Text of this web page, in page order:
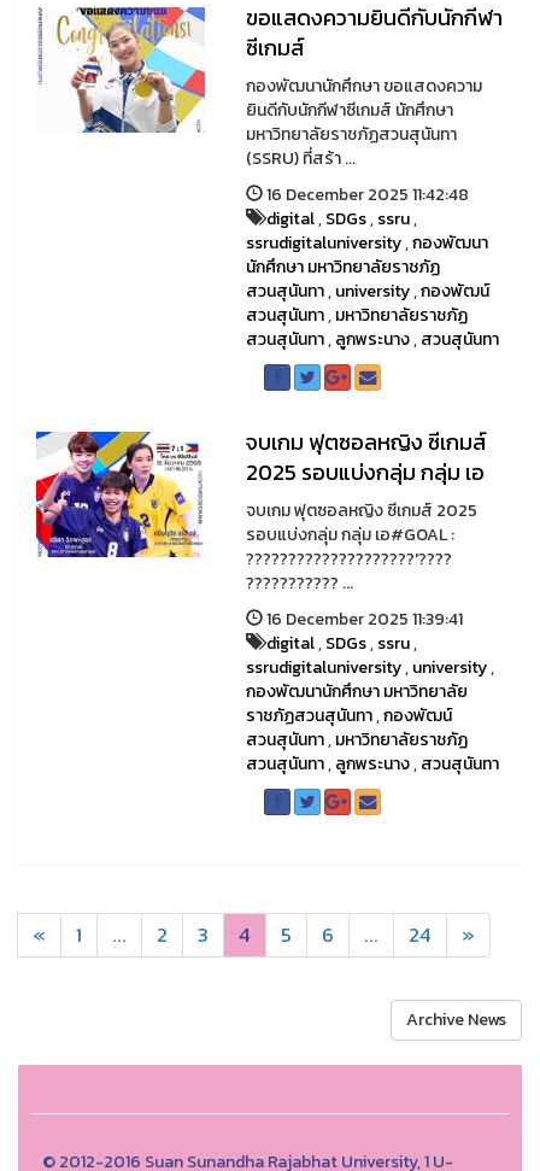
ขอแสดงความยินดีกับนักกีฬา
ซีเกมส์
กองพัฒนานักศึกษา ขอแสดงความ
ยินดีกับนักกีฬาซีเกมส์ นักศึกษา
มหาวิทยาลัยราชภัฏสวนสุนันทา
(SSRU) ที่สร้า ...
16 December 2025 11:42:48
digital,SDGs,ssru,
ssrudigitaluniversity,กองพัฒนา
นักศึกษา มหาวิทยาลัยราชภัฏ
สวนสุนันทา,university,กองพัฒน์
สวนสุนันทา,มหาวิทยาลัยราชภัฏ
สวนสุนันทา,ลูกพระนาง,สวนสุนันทา
จบเกม ฟุตซอลหญิง ซีเกมส์
2025 รอบแบ่งกลุ่ม กลุ่ม เอ
จบเกม ฟุตซอลหญิง ซีเกมส์ 2025
รอบแบ่งกลุ่ม กลุ่ม เอ#GOAL :
????????????????????'????
??????????? ...
16 December 2025 11:39:41
digital,SDGs,ssru,
ssrudigitaluniversity,university,
กองพัฒนานักศึกษา มหาวิทยาลัย
ราชภัฏสวนสุนันทา,กองพัฒน์
สวนสุนันทา,มหาวิทยาลัยราชภัฏ
สวนสุนันทา,ลูกพระนาง,สวนสุนันทา
« 1 ... 2 3 4 5 6 ... 24 »
Archive News
© 2012-2016 Suan Sunandha Rajabhat University, 1 U-